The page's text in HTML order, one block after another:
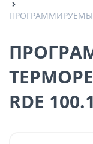
ПРОГРАММИРУЕМЫЙ
RDE 100.1